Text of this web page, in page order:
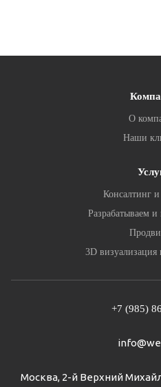
О
Наши
Консалтинг
Разрабатываем
3D
+7 (985)
Москва, 2-й Верхний